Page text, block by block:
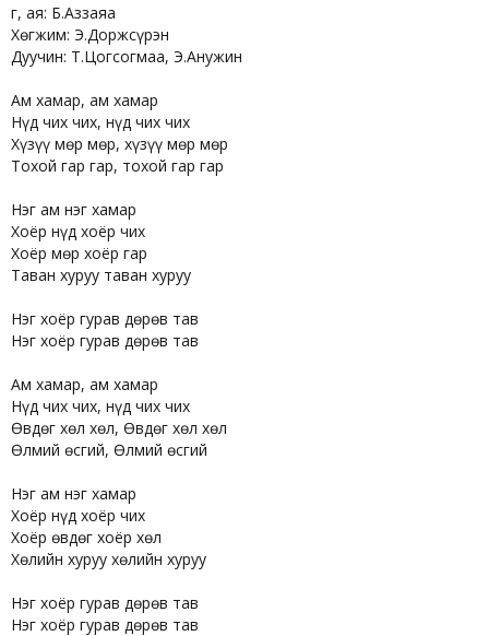
Үг, ая: Б.Аззаяа
Хөгжим: Э.Доржсүрэн
Дуучин: Т.Цогсогмаа, Э.Анужин
Ам хамар, ам хамар
Нүд чих чих, нүд чих чих
Хүзүү мөр мөр, хүзүү мөр мөр
Тохой гар гар, тохой гар гар
Нэг ам нэг хамар
Хоёр нүд хоёр чих
Хоёр мөр хоёр гар
Таван хуруу таван хуруу
Нэг хоёр гурав дөрөв тав
Нэг хоёр гурав дөрөв тав
Ам хамар, ам хамар
Нүд чих чих, нүд чих чих
Өвдөг хөл хөл, Өвдөг хөл хөл
Өлмий өсгий, Өлмий өсгий
Нэг ам нэг хамар
Хоёр нүд хоёр чих
Хоёр өвдөг хоёр хөл
Хөлийн хуруу хөлийн хуруу
Нэг хоёр гурав дөрөв тав
Нэг хоёр гурав дөрөв тав